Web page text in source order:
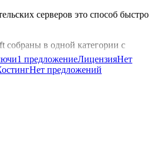
серверов это способ быстро
собраны в одной категории с
1 предложениеЛицензияНет
Нет предложений